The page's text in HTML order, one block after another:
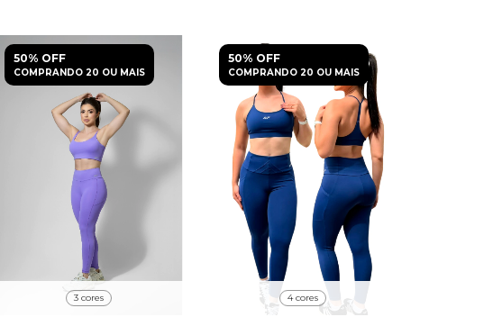
50% OFF
COMPRANDO 20 OU MAIS
3 cores
50% OFF
COMPRANDO 20 OU MAIS
4 cores